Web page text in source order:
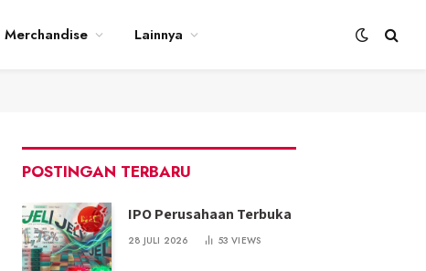
Merchandise Lainnya
POSTINGAN TERBARU
IPO Perusahaan Terbuka
28 JULI 2026 53VIEWS